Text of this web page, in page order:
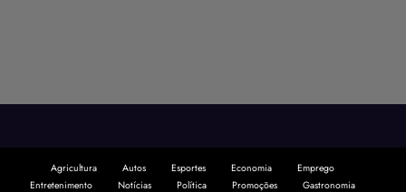
Agricultura Autos Esportes Economia
Emprego
Entretenimento
Notícias Política Promoções Gastronomia